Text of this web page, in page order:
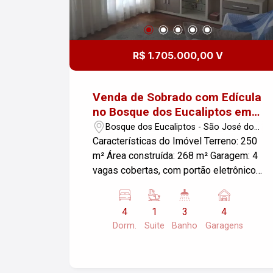
R$ 1.705.000,00 V
Venda de Sobrado com Edícula
no Bosque dos Eucaliptos em
São José dos Campos
Bosque dos Eucaliptos - São José dos
Campos/SP
Características do Imóvel Terreno: 250
m² Área construída: 268 m² Garagem: 4
vagas cobertas, com portão eletrônico
espaçosa com ar-condicionado
Banheiros: 3, todos com armários
planejados e box de vidro Salas: 2
4
Dorm.
1
Suite
3
Banho
4
Garagens